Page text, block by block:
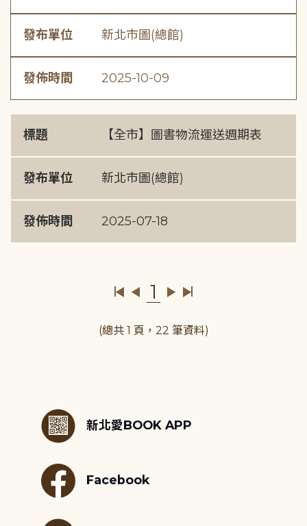
發布單位 新北市圖(總館)
發佈時間 2025-10-09
標題 【全市】圖書物流運送週期表
發布單位 新北市圖(總館)
發佈時間 2025-07-18
1
(總共 1 頁，22 筆資料)
新北愛BOOK APP
Facebook